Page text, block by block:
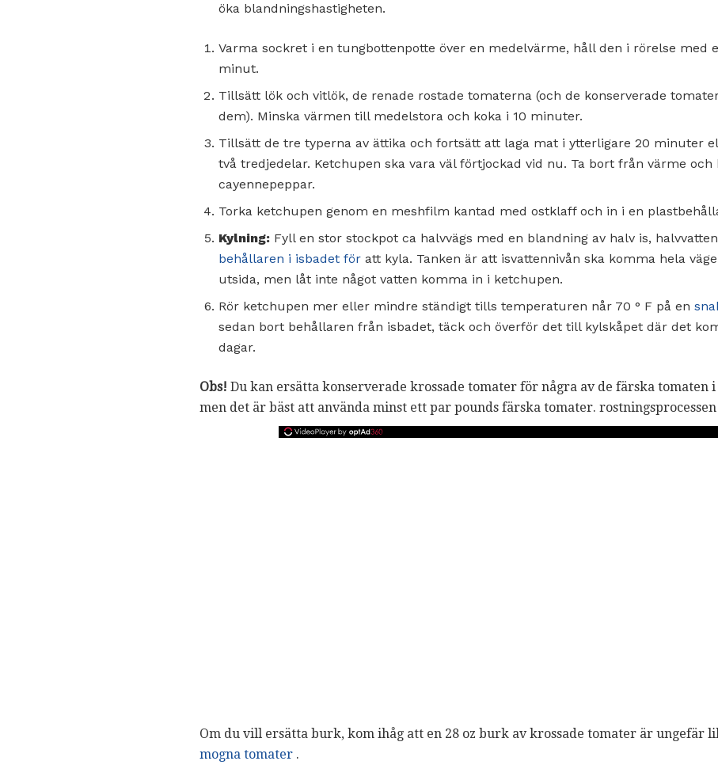
öka blandningshastigheten.
Varma sockret i en tungbottenpotte över en medelvärme, håll den i rörelse med
minut.
Tillsätt lök och vitlök, de renade rostade tomaterna (och de konserverade
dem). Minska värmen till medelstora och koka i 10 minuter.
Tillsätt de tre typerna av ättika och fortsätt att laga mat i ytterligare 20 minuter
två tredjedelar. Ketchupen ska vara väl förtjockad vid nu. Ta bort från värme
cayennepeppar.
Torka ketchupen genom en meshfilm kantad med ostklaff och in i en
Kylning: Fyll en stor stockpot ca halvvägs med en blandning av halv is,
behållaren i isbadet för att kyla. Tanken är att isvattennivån ska komma hela
utsida, men låt inte något vatten komma in i ketchupen.
Rör ketchupen mer eller mindre ständigt tills temperaturen når 70 ° F på en
sedan bort behållaren från isbadet, täck och överför det till kylskåpet där det
dagar.
Obs! Du kan ersätta konserverade krossade tomater för några av de färska tomaten
men det är bäst att använda minst ett par pounds färska tomater.
Om du vill ersätta burk, kom ihåg att en 28 oz burk av krossade tomater är ungefär
mogna tomater .